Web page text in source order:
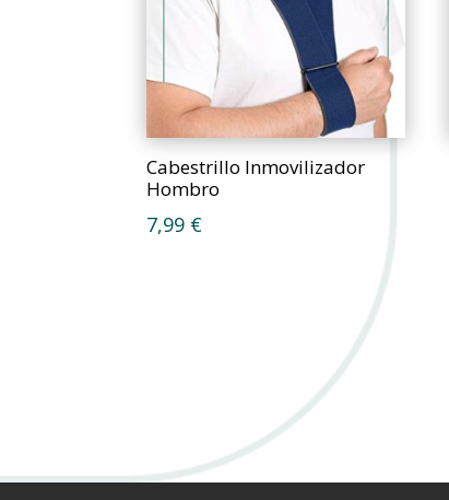
Cabestrillo Inmovilizador
Hombro
7,99 €